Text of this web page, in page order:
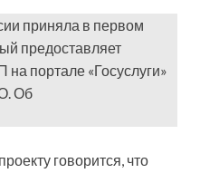
приняла в первом
предоставляет
портале «Госуслуги»
Об
говорится, что